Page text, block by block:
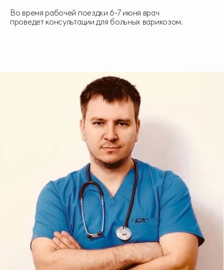
Во время рабочей поездки 6-7 июня врач
проведет консультации для больных варикозом.